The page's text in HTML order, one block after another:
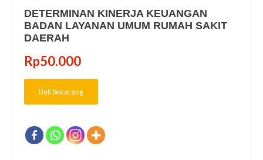
DETERMINAN KINERJA KEUANGAN
BADAN LAYANAN UMUM RUMAH SAKIT
DAERAH
Rp50.000
Beli Sekarang